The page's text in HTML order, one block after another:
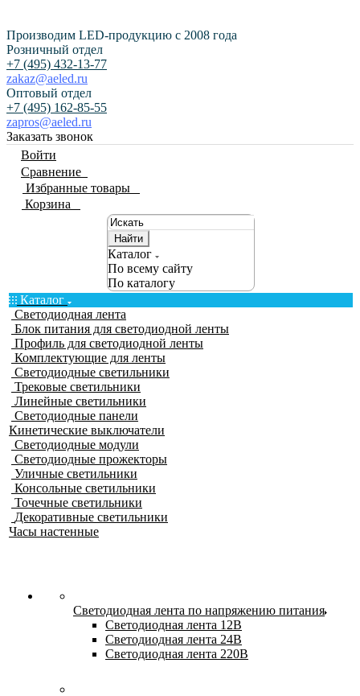
Производим LED-продукцию с 2008 года
Розничный отдел
+7 (495) 432-13-77
zakaz@aeled.ru
Оптовый отдел
+7 (495) 162-85-55
zapros@aeled.ru
Заказать звонок
Войти
Сравнение
Избранные товары
Корзина
Найти
Каталог
По всему сайту
По каталогу
Каталог
Светодиодная лента
Блок питания для светодиодной ленты
Профиль для светодиодной ленты
Комплектующие для ленты
Светодиодные светильники
Трековые светильники
Линейные светильники
Светодиодные панели
Кинетические выключатели
Светодиодные модули
Светодиодные прожекторы
Уличные светильники
Консольные светильники
Точечные светильники
Декоративные светильники
Часы настенные
Светодиодная лента по напряжению питания
Светодиодная лента 12В
Светодиодная лента 24В
Светодиодная лента 220В